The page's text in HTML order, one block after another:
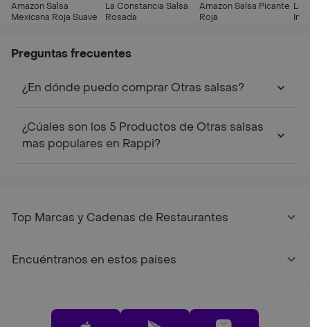
Amazon Salsa
Mexicana Roja Suave
La Constancia Salsa
Rosada
Amazon Salsa Picante
Roja
La
Preguntas frecuentes
¿En dónde puedo comprar Otras salsas?
¿Cúales son los 5 Productos de Otras salsas
mas populares en Rappi?
Top Marcas y Cadenas de Restaurantes
Encuéntranos en estos países